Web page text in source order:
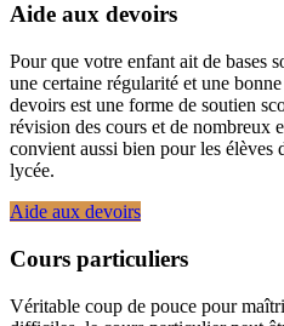
Aide aux devoirs
Pour que votre enfant ait de bases
une certaine régularité et une
devoirs est une forme de soutien
révision des cours et de nombreux
convient aussi bien pour les élèves
lycée.
Aide aux devoirs
Cours particuliers
Véritable coup de pouce pour